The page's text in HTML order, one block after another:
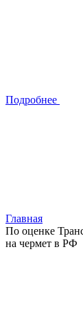
Подробнее
Главная
По оценке
на чермет в РФ